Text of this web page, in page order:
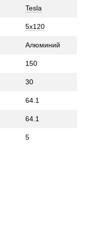
Tesla
5x120
Алюминий
150
30
64.1
64.1
5